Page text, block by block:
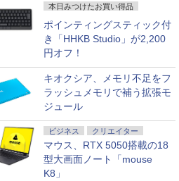
本日みつけたお買い得品
ポインティングスティック付
き「HHKB Studio」が2,200
円オフ！
キオクシア、メモリ不足をフ
ラッシュメモリで補う拡張モ
ジュール
ビジネス クリエイター
マウス、RTX 5050搭載の18
型大画面ノート「mouse
K8」